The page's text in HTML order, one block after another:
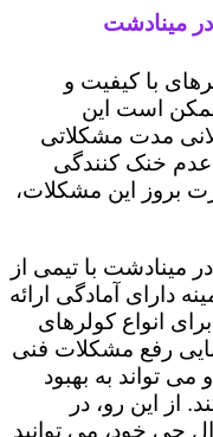
مینادشت
با کیفیت و
ممکن است این
مدت مشکلاتی
عدم خنک کنندگی
بروز این مشکلات،
مینادشت با تیمی از
دارای آمادگی ارائه
انواع کولرهای
رفع مشکلات فنی
می تواند به بهبود
از این رو، در
جی خود، می توانید